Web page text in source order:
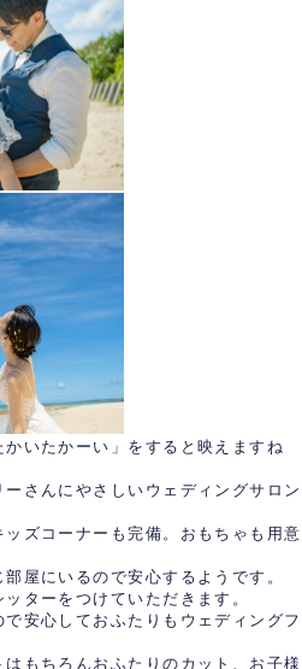
いたかーい」をすると映えますね
さんにやさしいウェディングサロン
ズコーナーも完備。おもちゃも用意
屋にいるので安心するようです。
ターをつけていただきます。
安心しておふたりもウェディングフ
もちろんおふたりのカット、お子様